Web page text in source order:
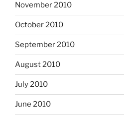
November 2010
October 2010
September 2010
August 2010
July 2010
June 2010